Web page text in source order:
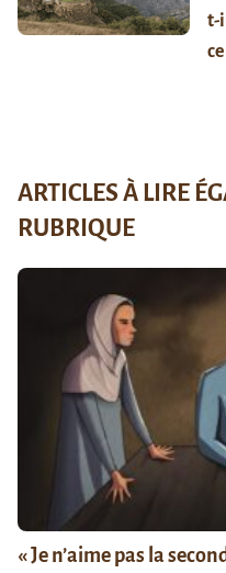
t-
ARTICLES À LIRE
RUBRIQUE
« Je n’aime pas la